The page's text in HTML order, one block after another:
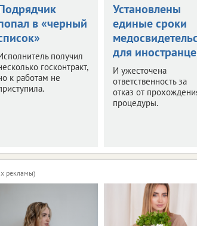
в «черный
получил
госконтракт,
к работам не
Установлены
единые сроки
для
И ужесточена
ответственность за
отказ от
процедуры.
рекламы)